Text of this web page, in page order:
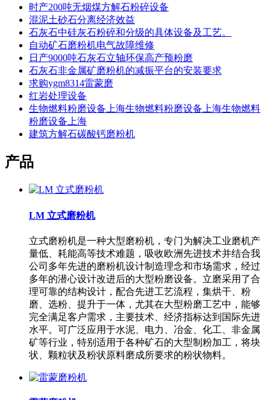
时产200吨无烟煤方解石粉碎设备
混泥土砂石分离经济效益
石灰石中硅灰石粉碎和分级的具体设备及工艺。
自动矿石磨粉机电气故障维修
日产9000吨石灰石立轴环保高产预粉磨
石灰石非金属矿磨粉机的减振平台的安装要求
求购ygm8314雷蒙磨
红岩处理设备
生物燃料粉磨设备上海生物燃料粉磨设备上海生物燃料
粉磨设备上海
建筑方解石碳酸钙磨粉机
产品
LM 立式磨粉机
立式磨粉机是一种大型磨粉机，专门为解决工业磨机产
量低、耗能高等技术难题，吸收欧洲先进技术并结合我
公司多年先进的磨粉机设计制造理念和市场需求，经过
多年的潜心设计改进后的大型粉磨设备。立磨采用了合
理可靠的结构设计，配合先进工艺流程，集烘干、粉
磨、选粉、提升于一体，尤其在大型粉磨工艺中，能够
完全满足客户需求，主要技术、经济指标达到国际先进
水平。可广泛应用于水泥、电力、冶金、化工、非金属
矿等行业，特别适用于各种矿石的大型制粉加工，将块
状、颗粒状及粉状原料磨成所要求的粉状物料。